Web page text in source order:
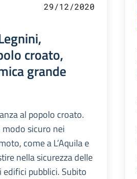
29/12/2020
croato,
grande
al popolo croato.
sicuro nei
come a L’Aquila e
nella sicurezza delle
pubblici. Subito